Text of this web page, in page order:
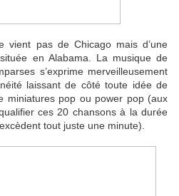
vient pas de Chicago mais d’une
en Alabama. La musique de
s’exprime merveilleusement
laissant de côté toute idée de
miniatures pop ou power pop (aux
ces 20 chansons à la durée
tout juste une minute).